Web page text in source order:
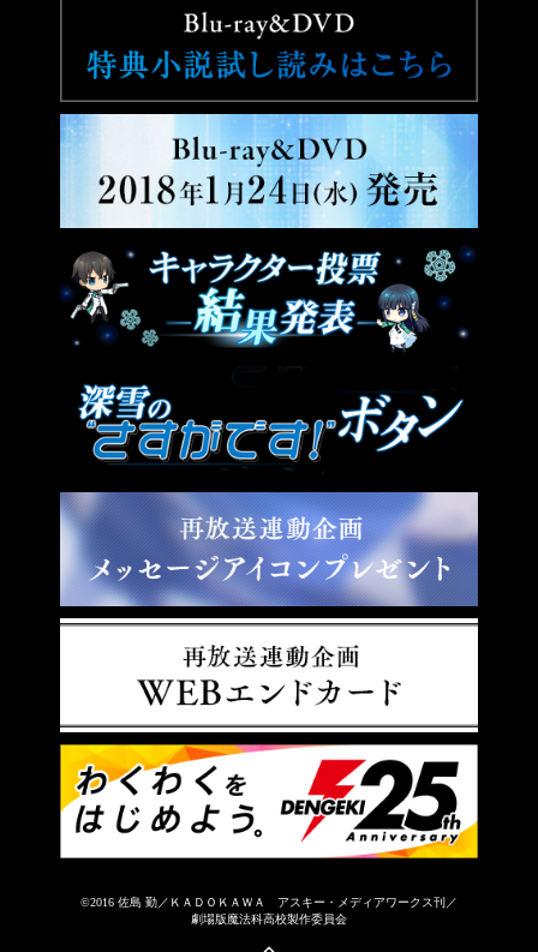
©2016 佐島 勤／ＫＡＤＯＫＡＷＡ アスキー・メディアワークス刊／
劇場版魔法科高校製作委員会